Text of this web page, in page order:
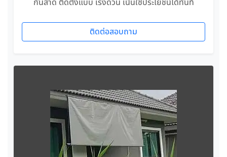
กันสาด ติดตั้งแบบ เร่งด่วน เน้นใช้ประโยชน์ได้ทันที
ติดต่อสอบถาม